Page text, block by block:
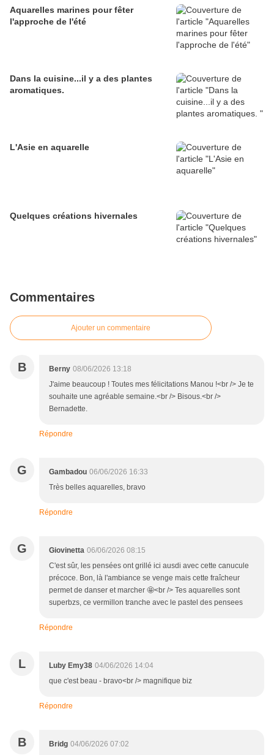
Aquarelles marines pour fêter
l'approche de l'été
Dans la cuisine...il y a des plantes
aromatiques.
L'Asie en aquarelle
Quelques créations hivernales
Commentaires
Ajouter un commentaire
B Berny 08/06/2026 13:18
J'aime beaucoup ! Toutes mes félicitations Manou !<br /> Je te
souhaite une agréable semaine.<br /> Bisous.<br />
Bernadette.
Répondre
G Gambadou 06/06/2026 16:33
Très belles aquarelles, bravo
Répondre
G Giovinetta 06/06/2026 08:15
C'est sûr, les pensées ont grillé ici ausdi avec cette canucule
précoce. Bon, là l'ambiance se venge mais cette fraîcheur
permet de danser et marcher 🤩<br /> Tes aquarelles sont
superbzs, ce vermillon tranche avec le pastel des pensees
Répondre
L Luby Emy38 04/06/2026 14:04
que c'est beau - bravo<br /> magnifique biz
Répondre
B Bridg 04/06/2026 07:02